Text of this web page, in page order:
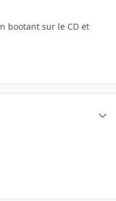
bootant sur le CD et